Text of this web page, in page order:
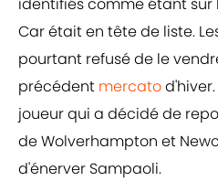
identifiés comme étant
Car était en tête de liste.
pourtant refusé de le
précédent mercato
joueur qui a décidé de
de Wolverhampton et
d'énerver Sampaoli.